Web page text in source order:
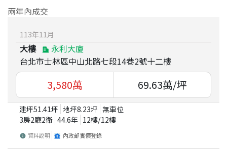
兩年內成交
113年11 月
大樓
永利大廈
台北市士林區中山北路七段14巷2號十二樓
3,580萬 69.63萬/坪
建坪51.41坪 地坪8.23坪 無車位
3房2廳2衛 44.6年 12樓/12樓
資料說明 內政部實價登錄